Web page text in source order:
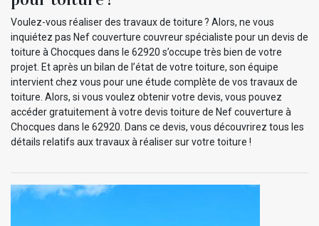
Voulez-vous réaliser des travaux de toiture ? Alors, ne vous
inquiétez pas Nef couverture couvreur spécialiste pour un devis de
toiture à Chocques dans le 62920 s’occupe très bien de votre
projet. Et après un bilan de l’état de votre toiture, son équipe
intervient chez vous pour une étude complète de vos travaux de
toiture. Alors, si vous voulez obtenir votre devis, vous pouvez
accéder gratuitement à votre devis toiture de Nef couverture à
Chocques dans le 62920. Dans ce devis, vous découvrirez tous les
détails relatifs aux travaux à réaliser sur votre toiture !